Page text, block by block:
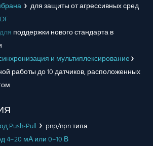
для защиты от агрессивных сред
для поддержки нового стандарта в
и мультиплексирование
работы до 10 датчиков, расположенных
Push-Pull
pnp/npn типа
4–20 мА или 0–10 В